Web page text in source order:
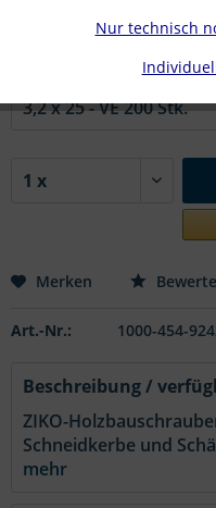
2-5 Werktage Lieferzeit
Merken
Art.-Nr.: 1000-454-
Beschreibung /
ZIKO-
Schneidkerbe und
mehr
Nur technisch